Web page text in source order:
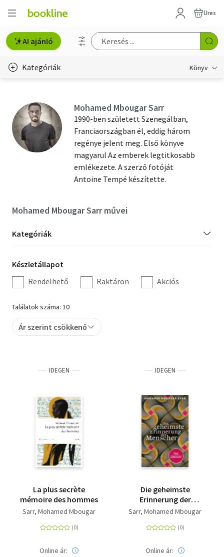
Üres
AI ajánló
Kategóriák Könyv
Erotika
Gyermek- és ifjúsági
Tankönyv, segédkönyv
Társadalomtudomány
Természettudomány
Történelem
Mohamed Mbougar Sarr
1990-ben született Szenegálban,
Franciaországban él, eddig három
regénye jelent meg. Első könyve
magyarul Az emberek legtitkosabb
emlékezete. A szerző fotóját
Antoine Tempé készítette.
Mohamed Mbougar Sarr művei
Kategória
szűrés
Kategóriák
Készletállapot
szűrés
Készletállapot
Rendelhető
Raktáron Akciós
Találatok száma: 10
Ár szerint csökkenő
IDEGEN
La plus secrète
mémoire des hommes
Sarr, Mohamed Mbougar
Online ár:
IDEGEN
Die geheimste
Erinnerung der
Menschen - Roman /
Sarr, Mohamed Mbougar
Online ár: